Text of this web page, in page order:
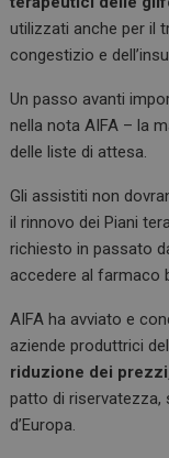
o
o
k
n
utilizzati anche per il
congestizio e
Un passo avanti
nella nota AIFA – la
delle liste di attesa.
Gli assistiti non
il rinnovo dei Piani
richiesto in passato
accedere al farmaco
AIFA ha avviato e
aziende produttrici
riduzione dei
patto di riservatezza,
d’Europa.